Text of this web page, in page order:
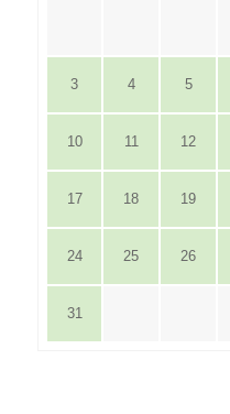
3 4 5
10 11 12
17 18 19
24 25 26
31